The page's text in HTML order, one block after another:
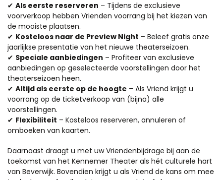
✔ Als eerste reserveren – Tijdens de exclusieve
voorverkoop hebben Vrienden voorrang bij het kiezen van
de mooiste plaatsen.
✔ Kosteloos naar de Preview Night – Beleef gratis onze
jaarlijkse presentatie van het nieuwe theaterseizoen.
✔ Speciale aanbiedingen – Profiteer van exclusieve
aanbiedingen op geselecteerde voorstellingen door het
theaterseizoen heen.
✔ Altijd als eerste op de hoogte – Als Vriend krijgt u
voorrang op de ticketverkoop van (bijna) alle
voorstellingen.
✔ Flexibiliteit – Kosteloos reserveren, annuleren of
omboeken van kaarten.
Daarnaast draagt u met uw Vriendenbijdrage bij aan de
toekomst van het Kennemer Theater als hét culturele hart
van Beverwijk. Bovendien krijgt u als Vriend de kans om mee